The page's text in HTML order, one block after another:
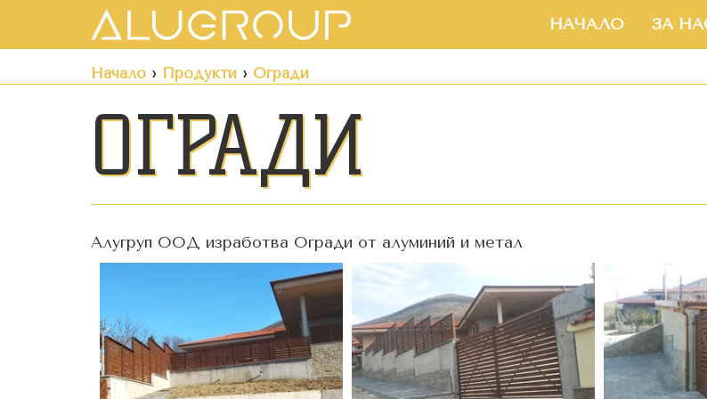
НАЧАЛО ЗА
Начало › Продукти › Огради
ОГРАДИ
Алугруп ООД изработва Огради от алуминий и метал